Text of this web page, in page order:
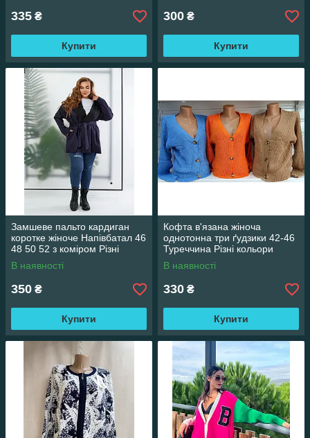
335 ₴
Купити
300 ₴
Купити
Замшеве пальто кардиган
коротке жіноче Напівбатал 46
48 50 52 з коміром Різні
кольори На поясі ціна гуртом
В наявності
350 ₴
Купити
Кофта в'язана жіноча
однотонна три ґудзики 42-46
Туреччина Різні кольори
гуртом
В наявності
330 ₴
Купити